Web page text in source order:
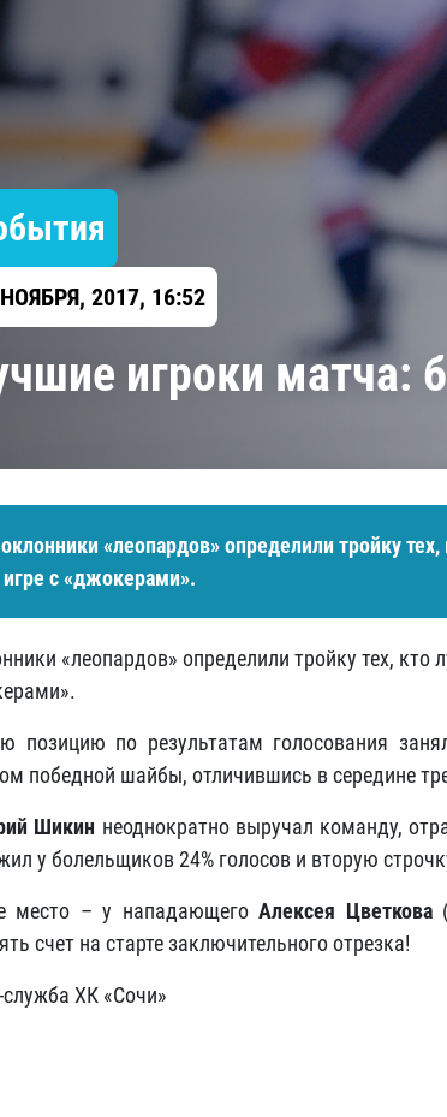
ЦСКА
Шанхайские Драконы
2017, 16:52
игроки матча:
«леопардов» определили тройку
игре с «джокерами».
«леопардов» определили тройку тех, кто
позицию по результатам голосования
победной шайбы, отличившись в середине
Шикин неоднократно выручал команду,
у болельщиков 24% голосов и вторую
место – у нападающегоАлексея Цветкова
счет на старте заключительного отрезка!
служба ХК «Сочи»